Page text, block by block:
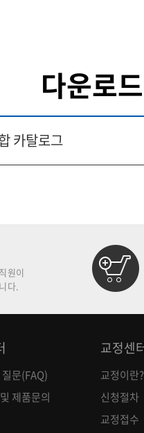
다운로드
카탈로그
원이
다.
문(FAQ)
제품문의
교정센
교정이란?
신청절차
교정접수